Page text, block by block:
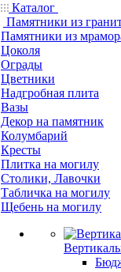
Каталог
Памятники из
Памятники из
Цоколя
Ограды
Цветники
Надгробная плита
Вазы
Декор на памятник
Колумбарий
Кресты
Плитка на могилу
Столики, Лавочки
Табличка на могилу
Щебень на могилу